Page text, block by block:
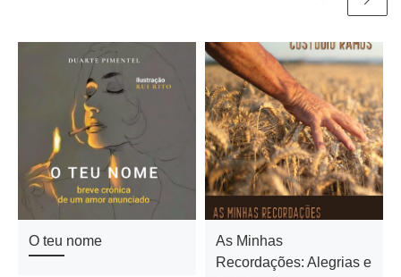
O teu nome
As Minhas
Recordações: Alegrias e